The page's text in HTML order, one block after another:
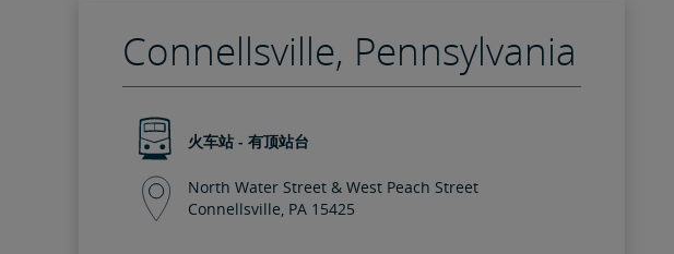
Connellsville, Pennsylvania
火车站 - 有顶站台
North Water Street & West Peach Street
Connellsville, PA 15425